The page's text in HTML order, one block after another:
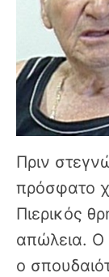
Πριν
πρόσφατο
Πιερικός
απώλεια. Ο
ο